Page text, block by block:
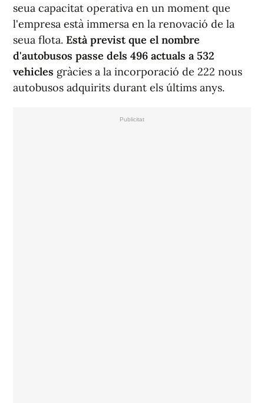
seua capacitat operativa en un moment que
l'empresa està immersa en la renovació de la
seua flota. Està previst que el nombre
d'autobusos passe dels 496 actuals a 532
vehicles gràcies a la incorporació de 222 nous
autobusos adquirits durant els últims anys.